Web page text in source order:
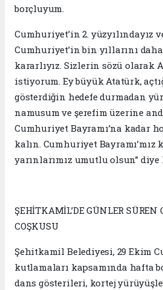
borçluyum.
Cumhuriyet’in 2. yüzyılındayız
Cumhuriyet’in bin yıllarını
kararlıyız. Sizlerin sözü olarak
istiyorum. Ey büyük Atatürk,
gösterdiğin hedefe durmadan
namusum ve şerefim üzerine
Cumhuriyet Bayramı’na kadar
kalın. Cumhuriyet
yarınlarımız umutlu olsun”
ŞEHİTKAMİL’DE GÜNLER SÜREN
COŞKUSU
Şehitkamil Belediyesi, 29 Ekim
kutlamaları kapsamında hafta
dans gösterileri, kortej